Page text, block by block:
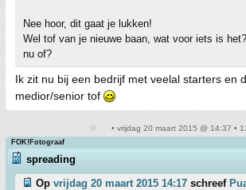
Nee hoor, dit gaat je lukken!
Wel tof van je nieuwe baan, wat voor iets is
nu of?
Ik zit nu bij een bedrijf met veelal starters en
medior/senior tof
• vrijdag 20 maart 2015 @ 14:37 •
FOK!Fotograaf
spreading
Op vrijdag 20 maart 2015 14:17 schreef